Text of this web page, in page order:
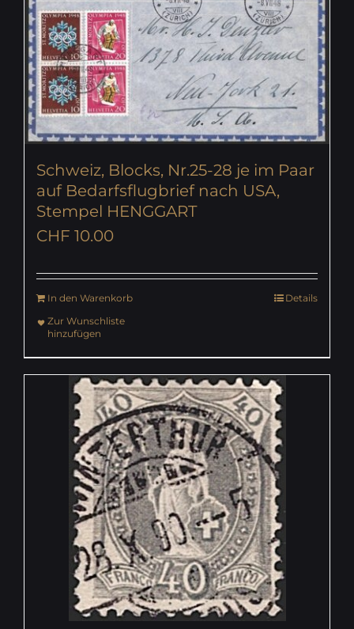
Schweiz, Blocks, Nr.25-28 je im Paar
auf Bedarfsflugbrief nach USA,
Stempel HENGGART
CHF 10.00
In den Warenkorb
Details
Zur Wunschliste
hinzufügen